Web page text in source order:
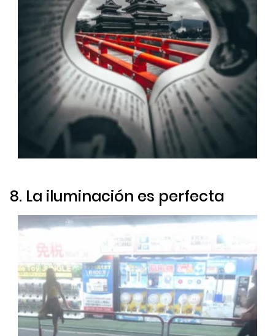
8. La iluminación es perfecta